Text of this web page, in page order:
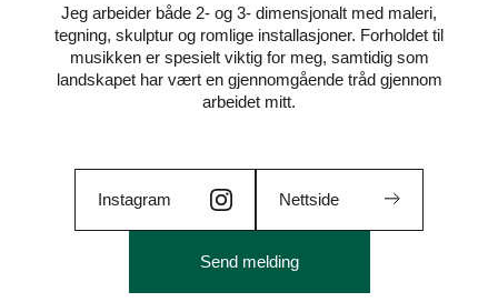
Jeg arbeider både 2- og 3- dimensjonalt med maleri,
tegning, skulptur og romlige installasjoner. Forholdet til
musikken er spesielt viktig for meg, samtidig som
landskapet har vært en gjennomgående tråd gjennom
arbeidet mitt.
Instagram Nettside
Send melding